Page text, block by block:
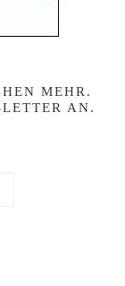
MEHR.
AN.